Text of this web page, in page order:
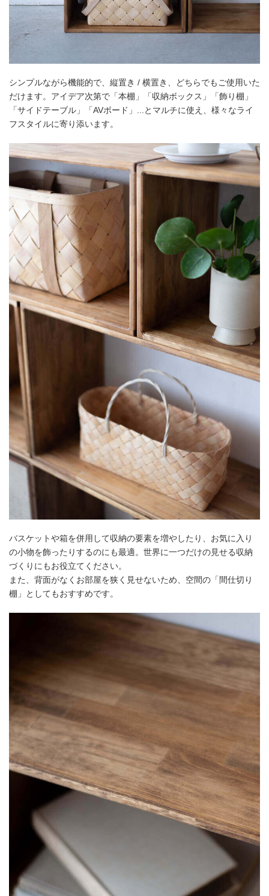
シンプルながら機能的で、縦置き / 横置き、どちらでもご使用いた
だけます。アイデア次第で「本棚」「収納ボックス」「飾り棚」
「サイドテーブル」「AVボード」...とマルチに使え、様々なライ
フスタイルに寄り添います。
バスケットや箱を併用して収納の要素を増やしたり、お気に入り
の小物を飾ったりするのにも最適。世界に一つだけの見せる収納
づくりにもお役立てください。
また、背面がなくお部屋を狭く見せないため、空間の「間仕切り
棚」としてもおすすめです。